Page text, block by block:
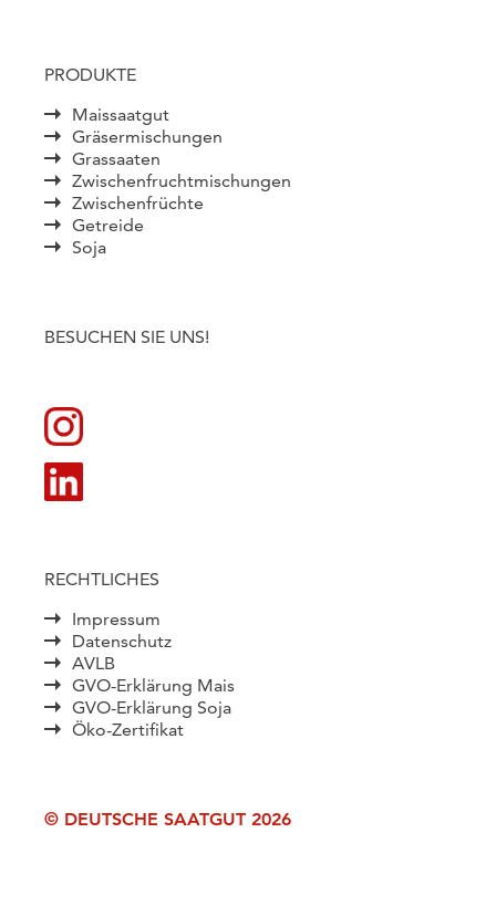
PRODUKTE
Maissaatgut
Gräsermischungen
Grassaaten
Zwischenfruchtmischungen
Zwischenfrüchte
Getreide
Soja
BESUCHEN SIE UNS!
RECHTLICHES
Impressum
Datenschutz
AVLB
GVO-Erklärung Mais
GVO-Erklärung Soja
Öko-Zertifikat
© DEUTSCHE SAATGUT 2026